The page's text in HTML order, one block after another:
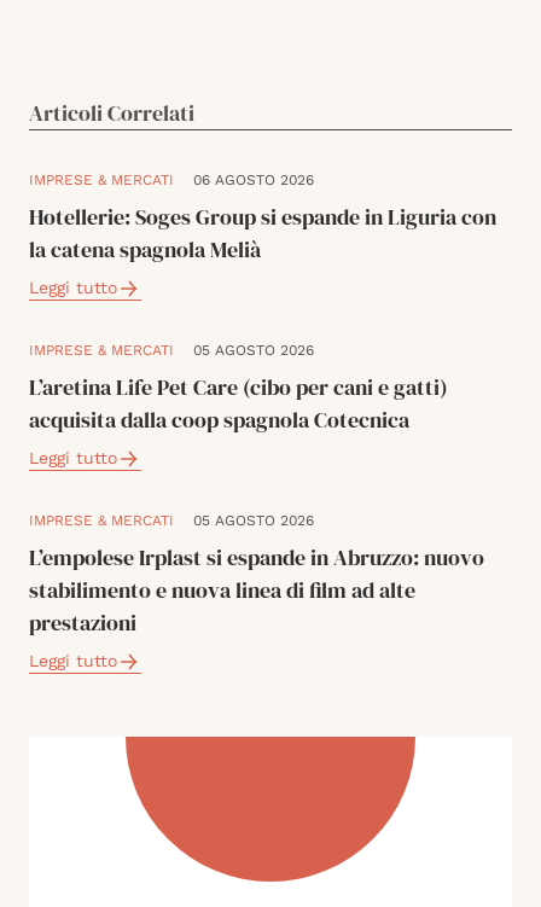
Articoli Correlati
IMPRESE & MERCATI 06 AGOSTO 2026
Hotellerie: Soges Group si espande in Liguria con
la catena spagnola Melià
Leggi tutto
IMPRESE & MERCATI 05 AGOSTO 2026
L’aretina Life Pet Care (cibo per cani e gatti)
acquisita dalla coop spagnola Cotecnica
Leggi tutto
IMPRESE & MERCATI 05 AGOSTO 2026
L’empolese Irplast si espande in Abruzzo: nuovo
stabilimento e nuova linea di film ad alte
prestazioni
Leggi tutto